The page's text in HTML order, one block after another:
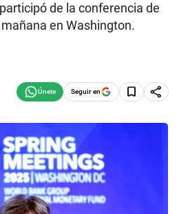
de la conferencia de
en Washington.
Seguir en